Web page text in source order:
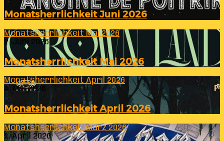
Monatsherrlichkeit Juni 2026
Monatsherrlichkeit Mai 2026
2. Juni 2026
Monatsherrlichkeit Mai 2026
Monatsherrlichkeit April 2026
4. Mai 2026
Monatsherrlichkeit April 2026
Monatsherrlichkeit März 2026
1. April 2026